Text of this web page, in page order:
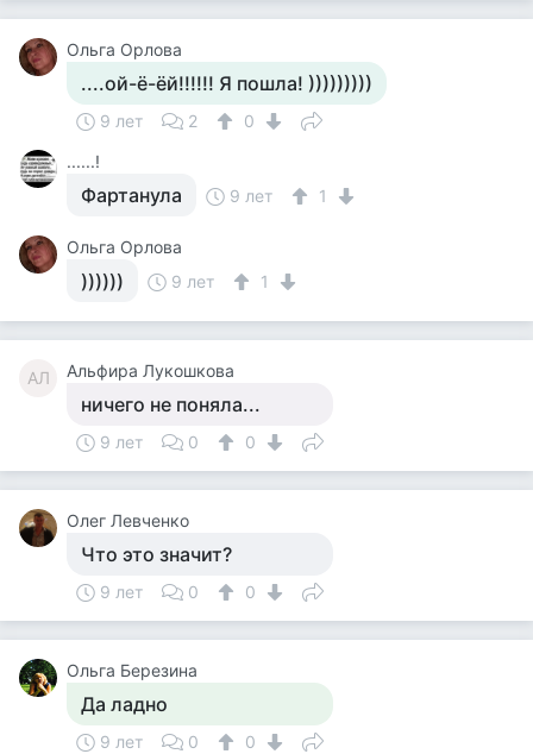
Ольга Орлова
....ой-ё-ёй!!!!!! Я пошла! )))))))))
9 лет 2
0
......!
Фартанула 9 лет 1
Ольга Орлова
)))))) 9 лет 1
АЛ Альфира Лукошкова
ничего не поняла...
9 лет 0 0
Олег Левченко
Что это значит?
9 лет 0 0
Ольга Березина
Да ладно
9 лет 0 0